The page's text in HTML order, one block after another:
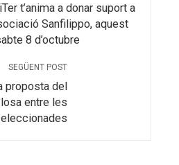
t’anima a donar suport a
Sanfilippo, aquest
8 d’octubre
SEGÜENT POST
proposta del
entre les